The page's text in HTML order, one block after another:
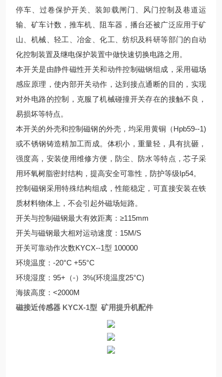
停车、过卷保护开关、装卸载闸门、风门控制及巷道运
输、矿车计数，推车机、阻车器，播台还被广泛应用于矿
山、机械、轻工、冶金、化工、纺织及科研等部门的自动
化控制装置及继电保护装置中做快速切换电路之用。
本开关是由静件磁性开关和动件控制磁钢组成，采用磁场
感应原理，使内部开关动作，达到接点通断的目的，实现
对外电路的控制，克服了机械碰撞开关存在的接触不良，
易损坏等特点。
本开关的外壳和控制磁钢的外壳，均采用黄铜（Hpb59--1)
或不锈钢铸造精加工而成。体积小，重量轻，具有抗砸，
强度高，安装使用维修方便，防尘、防水等特点，芯子采
用环氧树脂密封结构，提高安全可靠性，防护等级Ip54。
控制磁钢采用特殊结构组成，性能稳定，可直接安装在铁
质材料物体上，不会引起外磁场短路。
开关与控制磁钢最大有效距离：≥115mm
开关与磁钢最大相对运动速度：15M/S
开关可靠动作次数KYCX--1型 100000
环境温度：-20°C +55°C
环境湿度：95+（-）3%(环境温度25°C)
海拔高度：<2000M
磁接近传感器 KYCX-1型 矿用提升机配件